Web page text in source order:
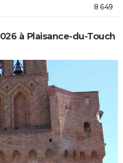
8 649
à Plaisance-du-Touch